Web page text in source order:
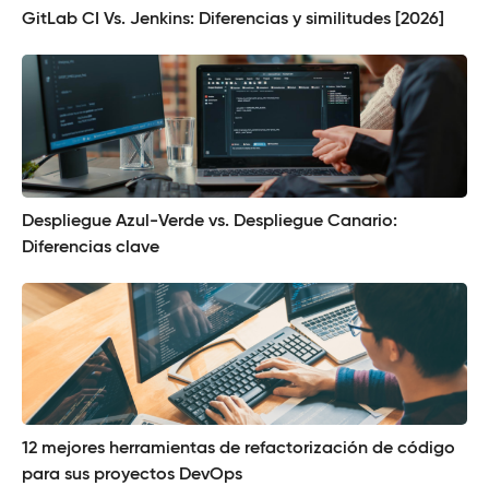
GitLab CI Vs. Jenkins: Diferencias y similitudes [2026]
Despliegue Azul-Verde vs. Despliegue Canario:
Diferencias clave
12 mejores herramientas de refactorización de código
para sus proyectos DevOps